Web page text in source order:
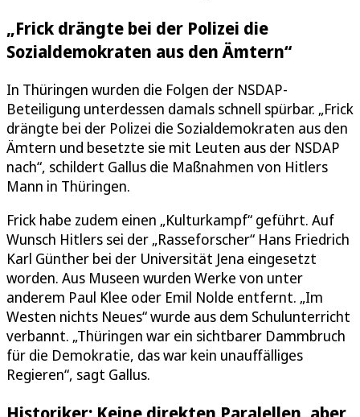
„Frick drängte bei der Polizei die
Sozialdemokraten aus den Ämtern“
In Thüringen wurden die Folgen der NSDAP-
Beteiligung unterdessen damals schnell spürbar. „Frick
drängte bei der Polizei die Sozialdemokraten aus den
Ämtern und besetzte sie mit Leuten aus der NSDAP
nach“, schildert Gallus die Maßnahmen von Hitlers
Mann in Thüringen.
Frick habe zudem einen „Kulturkampf“ geführt. Auf
Wunsch Hitlers sei der „Rasseforscher“ Hans Friedrich
Karl Günther bei der Universität Jena eingesetzt
worden. Aus Museen wurden Werke von unter
anderem Paul Klee oder Emil Nolde entfernt. „Im
Westen nichts Neues“ wurde aus dem Schulunterricht
verbannt. „Thüringen war ein sichtbarer Dammbruch
für die Demokratie, das war kein unauffälliges
Regieren“, sagt Gallus.
Historiker: Keine direkten Paralellen, aber